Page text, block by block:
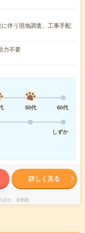
伴う現地調査、工事手配
力不要
50代
60代
しずか
詳しく見る
会社 首都圏